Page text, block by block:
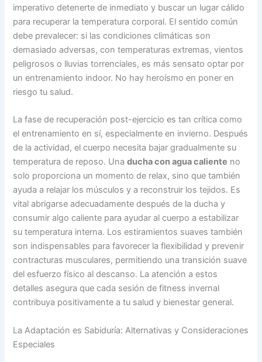
imperativo detenerte de inmediato y buscar un lugar cálido
para recuperar la temperatura corporal. El sentido común
debe prevalecer: si las condiciones climáticas son
demasiado adversas, con temperaturas extremas, vientos
peligrosos o lluvias torrenciales, es más sensato optar por
un entrenamiento indoor. No hay heroísmo en poner en
riesgo tu salud.
La fase de recuperación post-ejercicio es tan crítica como
el entrenamiento en sí, especialmente en invierno. Después
de la actividad, el cuerpo necesita bajar gradualmente su
temperatura de reposo. Unaducha con agua caliente no
solo proporciona un momento de relax, sino que también
ayuda a relajar los músculos y a reconstruir los tejidos. Es
vital abrigarse adecuadamente después de la ducha y
consumir algo caliente para ayudar al cuerpo a estabilizar
su temperatura interna. Los estiramientos suaves también
son indispensables para favorecer la flexibilidad y prevenir
contracturas musculares, permitiendo una transición suave
del esfuerzo físico al descanso. La atención a estos
detalles asegura que cada sesión de fitness invernal
contribuya positivamente a tu salud y bienestar general.
La Adaptación es Sabiduría: Alternativas y Consideraciones
Especiales